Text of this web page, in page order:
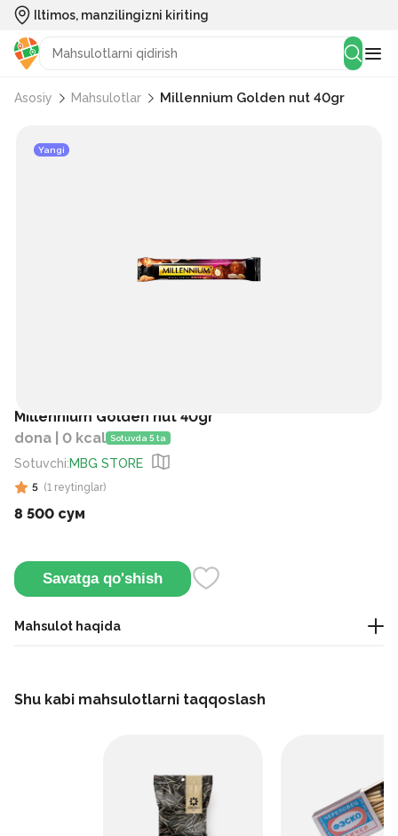
Iltimos, manzilingizni kiriting
Asosiy Mahsulotlar Millennium Golden nut 40gr
Yangi
Millennium Golden nut 40gr
dona | 0 kcal Sotuvda 5 ta
Sotuvchi:MBG STORE
5 (1 reytinglar)
8 500 сум
Savatga qo'shish
Mahsulot haqida
Shu kabi mahsulotlarni taqqoslash